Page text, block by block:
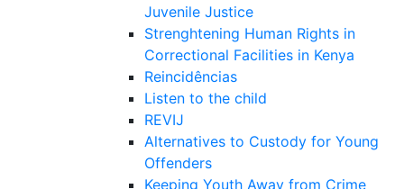
Juvenile Justice
Strenghtening Human Rights in
Correctional Facilities in Kenya
Reincidências
Listen to the child
REVIJ
Alternatives to Custody for Young
Offenders
Keeping Youth Away from Crime